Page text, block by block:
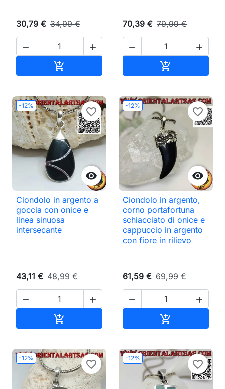
30,79 € 34,99 €
 

70,39 € 79,99 €
 

-12%

favorite_border
Ciondolo in argento a
goccia con onice e
linea sinuosa
intersecante
43,11 € 48,99 €
 

-12%

favorite_border
Ciondolo in argento,
corno portafortuna
schiacciato di onice e
cappuccio in argento
con fiore in rilievo
61,59 € 69,99 €
 

-12%
favorite_border
-12%
favorite_border